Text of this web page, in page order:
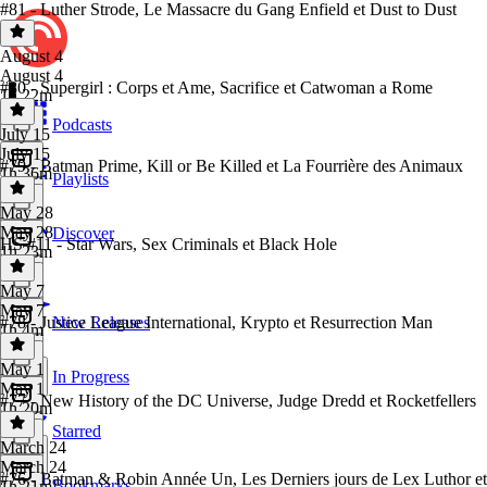
Podcasts
Playlists
Discover
New Releases
In Progress
Starred
#81 - Luther Strode, Le Massacre du Gang Enfield et Dust to Dust
August 4
August 4
1h 22m
#80 - Supergirl : Corps et Ame, Sacrifice et Catwoman a Rome
July 15
July 15
1h 36m
#79 - Batman Prime, Kill or Be Killed et La Fourrière des Animaux
May 28
May 28
1h 23m
HS #11 - Star Wars, Sex Criminals et Black Hole
May 7
May 7
1h 4m
#78 - Justice League International, Krypto et Resurrection Man
May 1
May 1
1h 20m
#77 - New History of the DC Universe, Judge Dredd et Rocketfellers
March 24
March 24
#76 - Batman & Robin Année Un, Les Derniers jours de Lex Luthor et